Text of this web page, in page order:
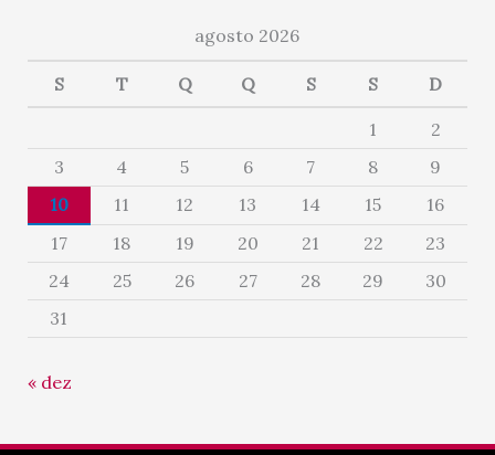
agosto 2026
S T Q Q S S D
1
2
3
4 5 6 7 8
9
10
11 12 13 14 15
16
17
18 19 20 21 22
23
24
25 26 27 28 29
30
31
« dez